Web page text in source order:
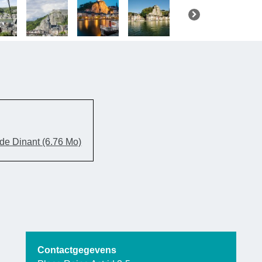
Dinant (6.76 Mo)
Contactgegevens